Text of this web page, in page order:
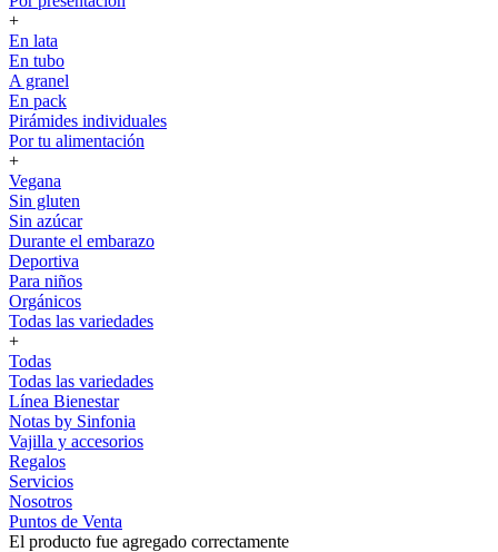
+
En lata
En tubo
A granel
En pack
Pirámides individuales
Por tu alimentación
+
Vegana
Sin gluten
Sin azúcar
Durante el embarazo
Deportiva
Para niños
Orgánicos
Todas las variedades
+
Todas
Todas las variedades
Línea Bienestar
Notas by Sinfonia
Vajilla y accesorios
Regalos
Servicios
Nosotros
Puntos de Venta
El producto fue agregado correctamente